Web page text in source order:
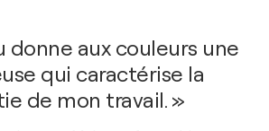
donne aux couleurs une
qui caractérise la
de mon travail. »